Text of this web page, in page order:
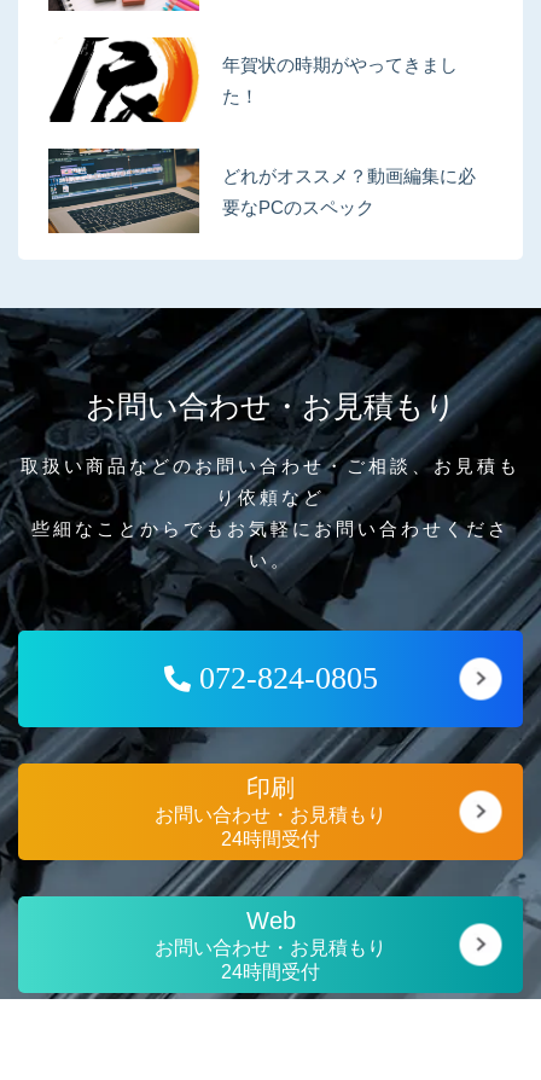
年賀状の時期がやってきまし
た！
どれがオススメ？動画編集に必
要なPCのスペック
お問い合わせ・お見積もり
取扱い商品などのお問い合わせ・ご相談、お見積も
り依頼など
些細なことからでもお気軽にお問い合わせくださ
い。
072-824-0805
印刷
お問い合わせ・お見積もり
24時間受付
Web
お問い合わせ・お見積もり
24時間受付